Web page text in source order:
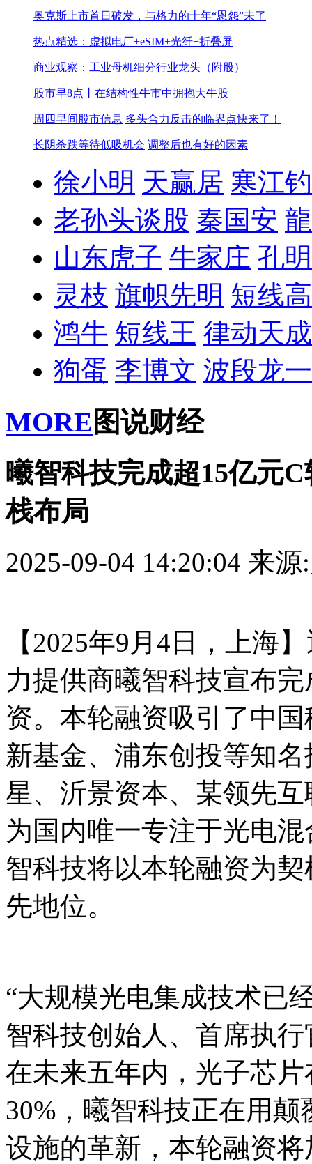
奥克斯上市首日破发，与格力的十年“恩怨”未了
热点精选：虚拟电厂+eSIM+光纤+折叠屏
商业观察：工业母机细分行业龙头（附股）
股市早8点丨在结构性牛市中拥抱大牛股
周四早间股市信息 多头合力反击的临界点快来了！
长阴杀跌等待低吸机会 调整后也有好的因素
徐小明 天赢居 寒江
老孙头谈股 秦国安
山东虎子 牛家庄 孔
灵枝 旗帜先明 短线
鸿牛 短线王 律动天成
狗蛋 李博文 波段龙一
MORE 图说财经
曦智科技完成超15亿元
栈布局
2025-09-04 14:20:04 来源
【2025年9月4日，上海
力提供商曦智科技宣布
资。本轮融资吸引了中
新基金、浦东创投等知
星、沂景资本、某领先
为国内唯一专注于光电
智科技将以本轮融资为
先地位。
“大规模光电集成技术已
智科技创始人、首席执
在未来五年内，光子芯
30%，曦智科技正在用
设施的革新，本轮融资